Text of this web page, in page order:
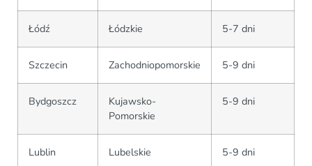
Łódź Łódzkie 5-7 dni
Szczecin Zachodniopomorskie 5-9 dni
Bydgoszcz
Kujawsko-
Pomorskie
5-9 dni
Lublin Lubelskie 5-9 dni